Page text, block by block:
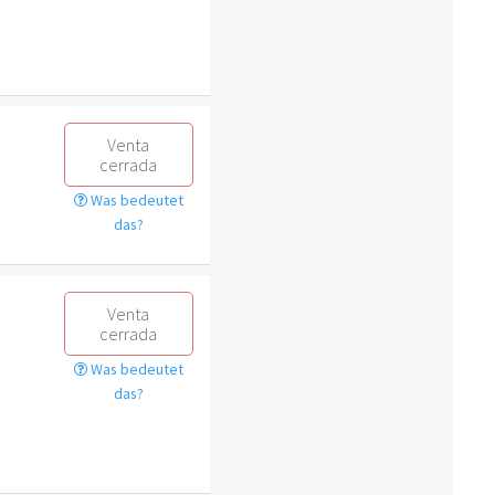
Venta
cerrada
Was bedeutet
das?
Venta
cerrada
Was bedeutet
das?